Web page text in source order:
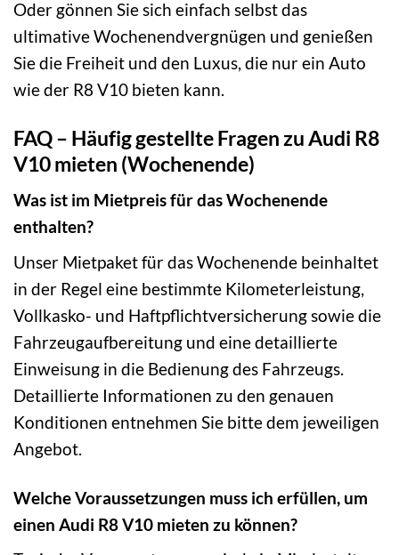
Oder gönnen Sie sich einfach selbst das
ultimative Wochenendvergnügen und genießen
Sie die Freiheit und den Luxus, die nur ein Auto
wie der R8 V10 bieten kann.
FAQ – Häufig gestellte Fragen zu Audi R8
V10 mieten (Wochenende)
Was ist im Mietpreis für das Wochenende
enthalten?
Unser Mietpaket für das Wochenende beinhaltet
in der Regel eine bestimmte Kilometerleistung,
Vollkasko- und Haftpflichtversicherung sowie die
Fahrzeugaufbereitung und eine detaillierte
Einweisung in die Bedienung des Fahrzeugs.
Detaillierte Informationen zu den genauen
Konditionen entnehmen Sie bitte dem jeweiligen
Angebot.
Welche Voraussetzungen muss ich erfüllen, um
einen Audi R8 V10 mieten zu können?